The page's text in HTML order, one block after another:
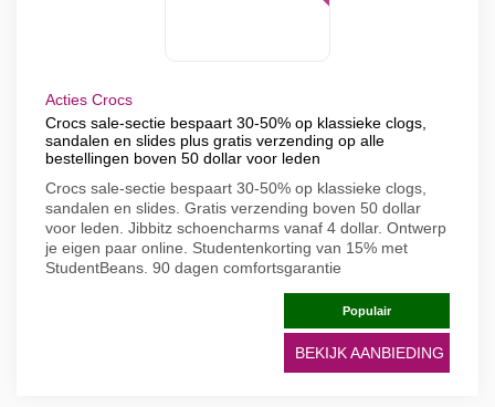
Acties Crocs
Crocs sale-sectie bespaart 30-50% op klassieke clogs,
sandalen en slides plus gratis verzending op alle
bestellingen boven 50 dollar voor leden
Crocs sale-sectie bespaart 30-50% op klassieke clogs,
sandalen en slides. Gratis verzending boven 50 dollar
voor leden. Jibbitz schoencharms vanaf 4 dollar. Ontwerp
je eigen paar online. Studentenkorting van 15% met
StudentBeans. 90 dagen comfortsgarantie
Populair
BEKIJK AANBIEDING